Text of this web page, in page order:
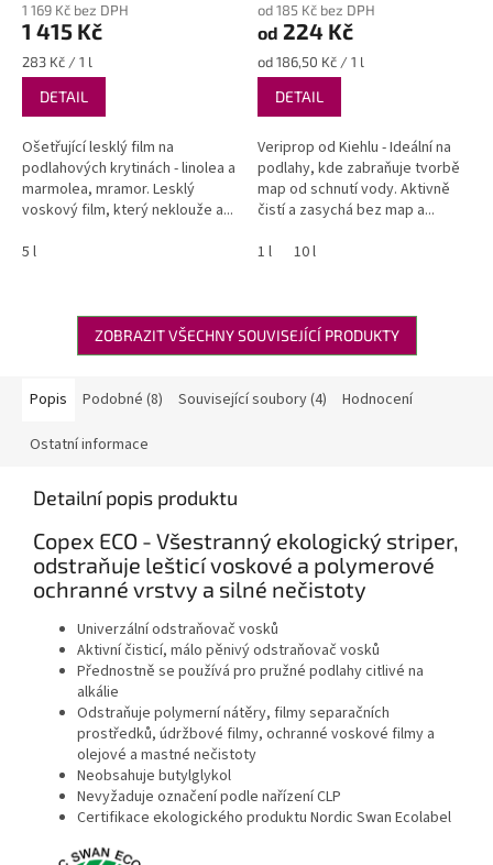
produktu
je
5,0
z
hvězdiček.
1 169 Kč bez DPH
1 415 Kč
Měrná
cena:
283 Kč / 1 l
DETAIL
Ošetřující lesklý film na
podlahových krytinách - linolea a
marmolea, mramor. Lesklý
voskový film, který neklouže a...
5 l
produktu
je
5,0
z
hvězdiček.
od 185 Kč bez DPH
od 224 Kč
Měrná
cena:
od 186,50 Kč / 1 l
DETAIL
Veriprop od Kiehlu - Ideální na
podlahy, kde zabraňuje tvorbě
map od schnutí vody. Aktivně
čistí a zasychá bez map a...
1 l
10 l
ZOBRAZIT VŠECHNY SOUVISEJÍCÍ PRODUKTY
Popis Podobné (8) Související soubory (4) Hodnocení
Ostatní informace
Detailní popis produktu
Copex ECO - Všestranný ekologický striper,
odstraňuje lešticí voskové a polymerové
ochranné vrstvy a silné nečistoty
Univerzální odstraňovač vosků
Aktivní čisticí, málo pěnivý odstraňovač vosků
Přednostně se používá pro pružné podlahy citlivé na
alkálie
Odstraňuje polymerní nátěry, filmy separačních
prostředků, údržbové filmy, ochranné voskové filmy a
olejové a mastné nečistoty
Neobsahuje butylglykol
Nevyžaduje označení podle nařízení CLP
Certifikace ekologického produktu Nordic Swan Ecolabel